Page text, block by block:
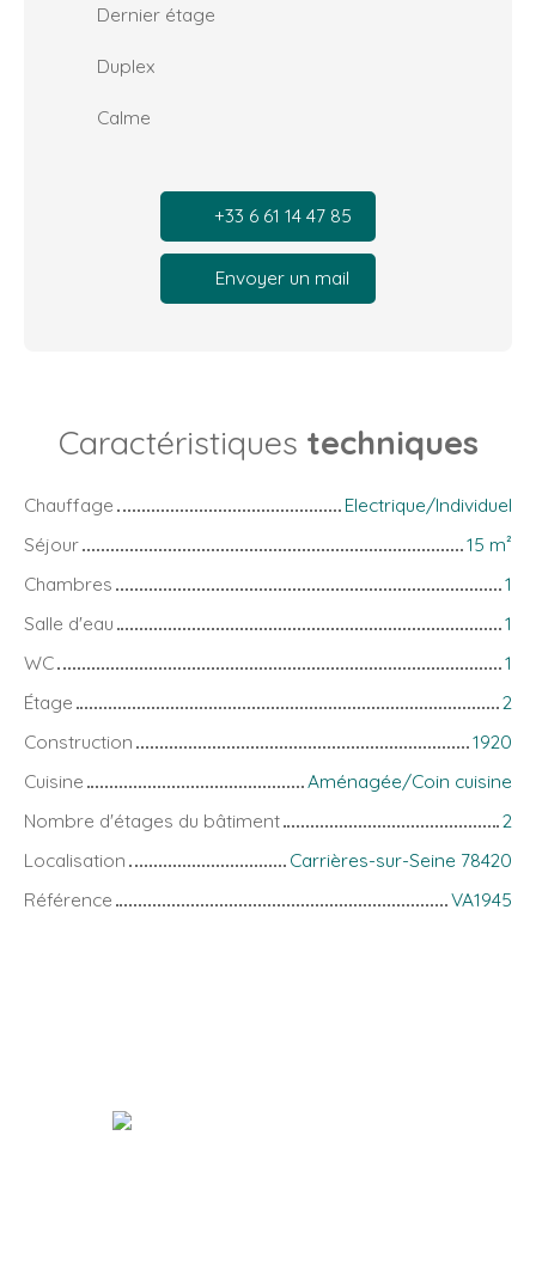
Dernier étage
Duplex
Calme
+33 6 61 14 47 85
Envoyer un mail
Caractéristiques techniques
Chauffage
Electrique/Individuel
Séjour
15 m²
Chambres
1
Salle d'eau
1
WC
1
Étage
2
Construction
1920
Cuisine
Aménagée/Coin cuisine
Nombre d'étages du bâtiment
2
Localisation
Carrières-sur-Seine 78420
Référence
VA1945